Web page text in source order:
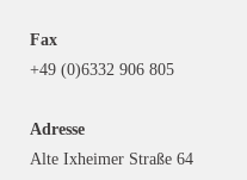
Fax
+49 (0)6332 906 805
Adresse
Alte Ixheimer Straße 64